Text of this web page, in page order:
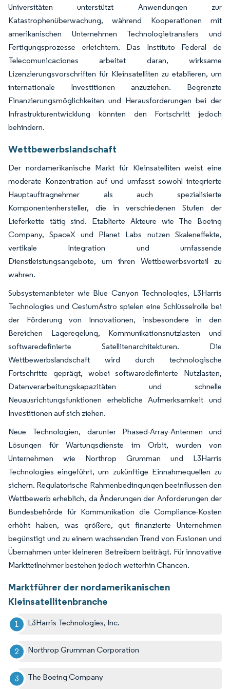
Universitäten unterstützt Anwendungen zur
Katastrophenüberwachung, während Kooperationen mit
amerikanischen Unternehmen Technologietransfers und
Fertigungsprozesse erleichtern. Das Instituto Federal de
Telecomunicaciones arbeitet daran, wirksame
Lizenzierungsvorschriften für Kleinsatelliten zu etablieren, um
internationale Investitionen anzuziehen. Begrenzte
Finanzierungsmöglichkeiten und Herausforderungen bei der
Infrastrukturentwicklung könnten den Fortschritt jedoch
behindern.
Wettbewerbslandschaft
Der nordamerikanische Markt für Kleinsatelliten weist eine
moderate Konzentration auf und umfasst sowohl integrierte
Hauptauftragnehmer als auch spezialisierte
Komponentenhersteller, die in verschiedenen Stufen der
Lieferkette tätig sind. Etablierte Akteure wie The Boeing
Company, SpaceX und Planet Labs nutzen Skaleneffekte,
vertikale Integration und umfassende
Dienstleistungsangebote, um ihren Wettbewerbsvorteil zu
wahren.
Subsystemanbieter wie Blue Canyon Technologies, L3Harris
Technologies und CesiumAstro spielen eine Schlüsselrolle bei
der Förderung von Innovationen, insbesondere in den
Bereichen Lageregelung, Kommunikationsnutzlasten und
softwaredefinierte Satellitenarchitekturen. Die
Wettbewerbslandschaft wird durch technologische
Fortschritte geprägt, wobei softwaredefinierte Nutzlasten,
Datenverarbeitungskapazitäten und schnelle
Neuausrichtungsfunktionen erhebliche Aufmerksamkeit und
Investitionen auf sich ziehen.
Neue Technologien, darunter Phased-Array-Antennen und
Lösungen für Wartungsdienste im Orbit, wurden von
Unternehmen wie Northrop Grumman und L3Harris
Technologies eingeführt, um zukünftige Einnahmequellen zu
sichern. Regulatorische Rahmenbedingungen beeinflussen den
Wettbewerb erheblich, da Änderungen der Anforderungen der
Bundesbehörde für Kommunikation die Compliance-Kosten
erhöht haben, was größere, gut finanzierte Unternehmen
begünstigt und zu einem wachsenden Trend von Fusionen und
Übernahmen unter kleineren Betreibern beiträgt. Für innovative
Marktteilnehmer bestehen jedoch weiterhin Chancen.
Marktführer der nordamerikanischen
Kleinsatellitenbranche
L3Harris Technologies, Inc.
Northrop Grumman Corporation
The Boeing Company